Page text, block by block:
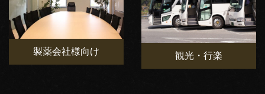
製薬会社様向け 観光・行楽